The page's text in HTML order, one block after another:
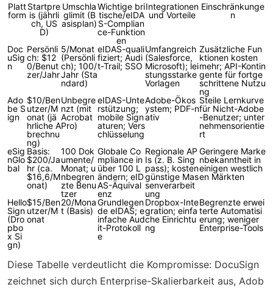
Platt
form
Startpre
is (jährli
ch, US
D)
Umschla
glimit (B
asisplan)
Wichtige bri
tische/eIDA
S-Complian
ce-Funktion
en
Integrationen
und Vorteile
Einschränkunge
n
Doc
uSig
n
Persönli
ch: $12
0/Benut
zer/Jahr
5/Monat
(Persönli
ch); 100/
Jahr (Sta
ndard)
eIDAS-quali
fiziert; Audi
t-Trail; SSO
Umfangreich
(Salesforce,
Microsoft); lei
stungsstarke
Vorlagen
Zusätzliche Fun
ktionen kosten
mehr; API-Kontin
gente für fortge
schrittene Nutzu
ng
Ado
be S
ign
$10/Ben
utzer/M
onat (jä
hrliche A
brechnu
ng)
Unbegre
nzt (mit
Acrobat
Pro)
eIDAS-Unte
rstützung;
mobile Sign
aturen; Vers
chlüsselung
Adobe-Ökos
ystem; PDF-n
ativ
Steile Lernkurve
für Nicht-Adobe
-Benutzer; unter
nehmensorientie
rt
eSig
nGlo
bal
Basis:
$200/Ja
hr (ca.
$16,6/M
onat)
100 Dok
umente/
Monat; u
nbegren
zte Benu
tzer
Globale Co
mpliance in
über 100 L
ändern; eID
AS-Äquival
enz
Regionale AP
Is (z. B. Sing
pass); kosten
günstige Mas
senverarbeit
ung
Geringere Marke
nbekanntheit in
einigen westlich
en Märkten
Hello
Sign
(Dro
pbo
x Si
gn)
$15/Ben
utzer/M
onat
20/Mona
t (Basis)
Grundlegen
de eIDAS; e
infache Aud
it-Protokoll
e
Dropbox-Inte
gration; einfa
che Einrichtu
ng
Begrenzte erwei
terte Automatisi
erung; weniger
Enterprise-Tools
Diese Tabelle verdeutlicht die Kompromisse: DocuSign
zeichnet sich durch Enterprise-Skalierbarkeit aus, Adob